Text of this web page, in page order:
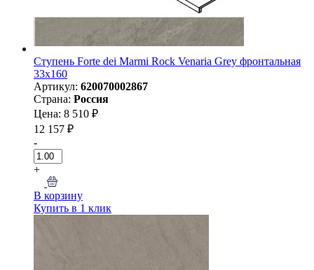
Ступень Forte dei Marmi Rock Venaria Grey фронтальная
33x160
Артикул: 620070002867
Страна: Россия
Цена: 8 510 ₽
12 157 ₽
-
+
В корзину
Купить в 1 клик